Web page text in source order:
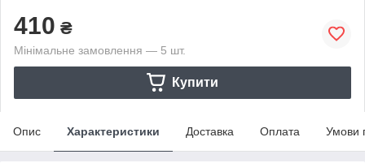
410 ₴
Мінімальне замовлення — 5 шт.
Купити
Опис Характеристики Доставка Оплата Умови